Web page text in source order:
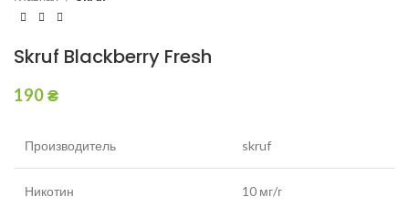
Skruf Blackberry Fresh
190₴
Производитель skruf
Никотин 10 мг/г